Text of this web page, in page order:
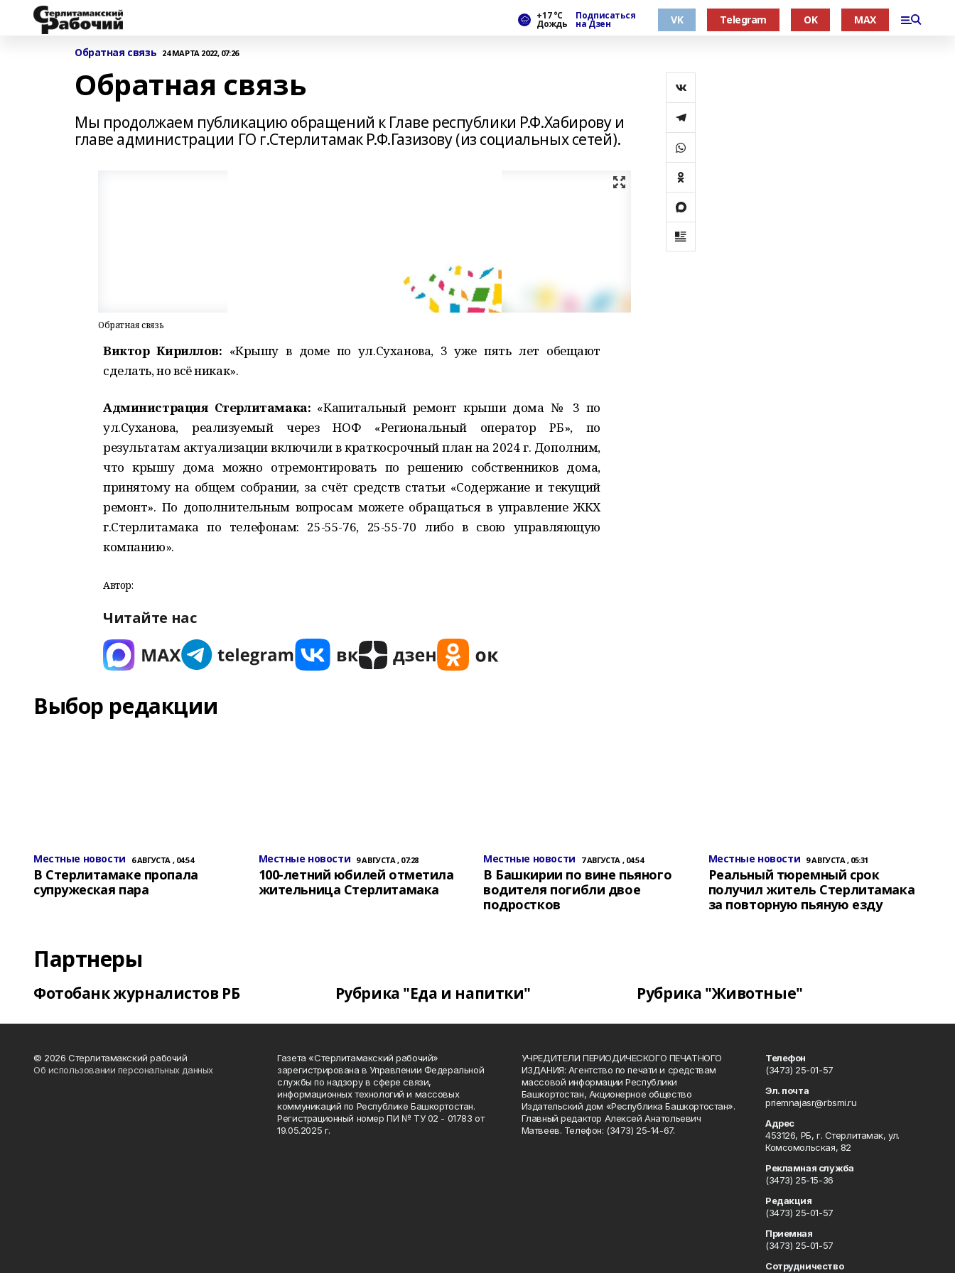
+17 °С
Дождь
Подписаться
на Дзен VK Telegram OK MAX
Обратная связь 24 МАРТА 2022, 07:26
Обратная связь
Мы продолжаем публикацию обращений к Главе республики Р.Ф.Хабирову и
главе администрации ГО г.Стерлитамак Р.Ф.Газизову (из социальных сетей).
Обратная связь
Виктор Кириллов: «Крышу в доме по ул.Суханова, 3 уже пять лет обещают
сделать, но всё никак».
Администрация Стерлитамака: «Капитальный ремонт крыши дома № 3 по
ул.Суханова, реализуемый через НОФ «Региональный оператор РБ», по
результатам актуализации включили в краткосрочный план на 2024 г. Дополним,
что крышу дома можно отремонтировать по решению собственников дома,
принятому на общем собрании, за счёт средств статьи «Содержание и текущий
ремонт». По дополнительным вопросам можете обращаться в управление ЖКХ
г.Стерлитамака по телефонам: 25-55-76, 25-55-70 либо в свою управляющую
компанию».
Автор:
Читайте нас
Выбор редакции
Местные новости 6 АВГУСТА , 04:54
В Стерлитамаке пропала
супружеская пара
Местные новости 9 АВГУСТА , 07:28
100-летний юбилей отметила
жительница Стерлитамака
Местные новости 7 АВГУСТА , 04:54
В Башкирии по вине пьяного
водителя погибли двое
подростков
Местные новости 9 АВГУСТА , 05:31
Реальный тюремный срок
получил житель Стерлитамака
за повторную пьяную езду
Партнеры
Фотобанк журналистов РБ Рубрика "Еда и напитки" Рубрика "Животные"
© 2026 Стерлитамакский рабочий
Об использовании персональных данных
Газета «Стерлитамакский рабочий»
зарегистрирована в Управлении Федеральной
службы по надзору в сфере связи,
информационных технологий и массовых
коммуникаций по Республике Башкортостан.
Регистрационный номер ПИ № ТУ 02 - 01783 от
19.05.2025 г.
УЧРЕДИТЕЛИ ПЕРИОДИЧЕСКОГО ПЕЧАТНОГО
ИЗДАНИЯ: Агентство по печати и средствам
массовой информации Республики
Башкортостан, Акционерное общество
Издательский дом «Республика Башкортостан».
Главный редактор Алексей Анатольевич
Матвеев. Телефон: (3473) 25-14-67.
Телефон
(3473) 25-01-57
Эл. почта
priemnajasr@rbsmi.ru
Адрес
453126, РБ, г. Стерлитамак, ул.
Комсомольская, 82
Рекламная служба
(3473) 25-15-36
Редакция
(3473) 25-01-57
Приемная
(3473) 25-01-57
Сотрудничество